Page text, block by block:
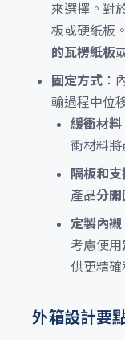
來選擇。對
板或硬紙板
的瓦楞紙板
固定方式 ：
輸過程中位
緩衝材料
衝材料將
隔板和支
產品分開
定製內襯
考慮使用
供更精確
外箱設計要